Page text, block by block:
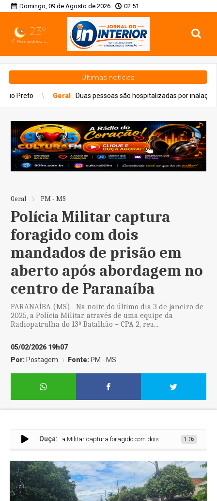
Domingo, 09 de Agosto de 2026 02:51
23°
Fernandópolis, SP
Últimas notícias
Duas pessoas são hospitalizadas por inalação de fumaça em
Geral PM - MS
Polícia Militar captura
foragido com dois
mandados de prisão em
aberto após abordagem no
centro de Paranaíba
PARANAÍBA (MS)– Na noite do último dia 3 de janeiro de
2025, a Polícia Militar, através de uma equipe da
Radiopatrulha do 13º Batalhão – CPA 2, rea...
05/02/2026 19h07
Por: Postagem Fonte: PM - MS
Ouça:
Polícia Militar captura foragido com dois mandados de prisão em
1.0x